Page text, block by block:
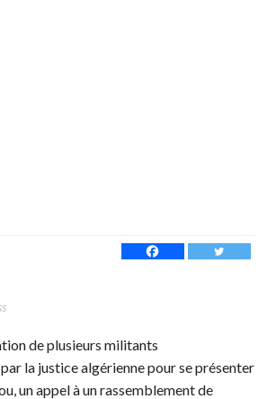
de plusieurs militants
la justice algérienne pour se présenter
un appel à un rassemblement de